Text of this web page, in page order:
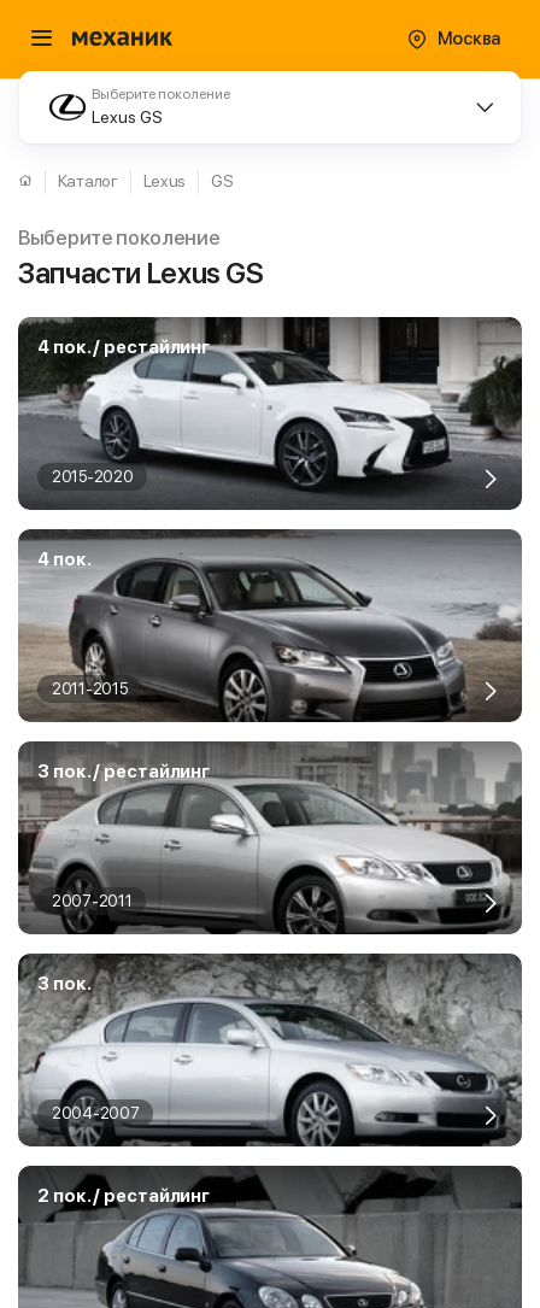
Москва
Выберите поколение
Lexus GS
Каталог Lexus GS
Выберите поколение
Запчасти Lexus GS
4 пок. / рестайлинг
2015-2020
4 пок.
2011-2015
3 пок. / рестайлинг
2007-2011
3 пок.
2004-2007
2 пок. / рестайлинг